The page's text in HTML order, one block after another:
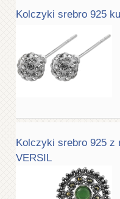
Kolczyki srebro 925
Kolczyki srebro 925 z
VERSIL